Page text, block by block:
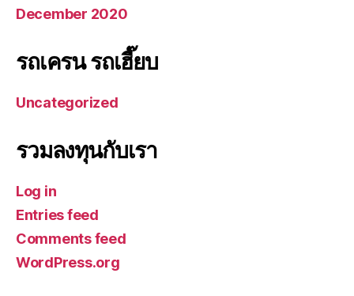
December 2020
รถเครน รถเฮี๊ยบ
Uncategorized
รวมลงทุนกับเรา
Log in
Entries feed
Comments feed
WordPress.org